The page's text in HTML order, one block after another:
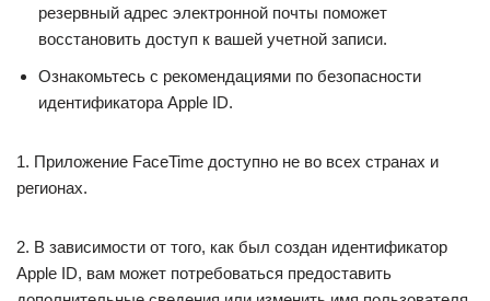
резервный адрес электронной почты поможет
восстановить доступ к вашей учетной записи.
Ознакомьтесь с рекомендациями по безопасности
идентификатора Apple ID.
1. Приложение FaceTime доступно не во всех странах и
регионах.
2. В зависимости от того, как был создан идентификатор
Apple ID, вам может потребоваться предоставить